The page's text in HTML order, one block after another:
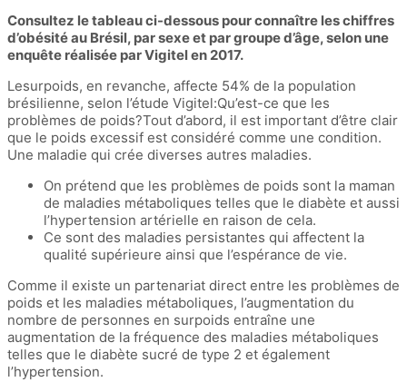
Consultez le tableau ci-dessous pour connaître les chiffres
d’obésité au Brésil, par sexe et par groupe d’âge, selon une
enquête réalisée par Vigitel en 2017.
Lesurpoids, en revanche, affecte 54% de la population
brésilienne, selon l’étude Vigitel:Qu’est-ce que les
problèmes de poids?Tout d’abord, il est important d’être clair
que le poids excessif est considéré comme une condition.
Une maladie qui crée diverses autres maladies.
On prétend que les problèmes de poids sont la maman
de maladies métaboliques telles que le diabète et aussi
l’hypertension artérielle en raison de cela.
Ce sont des maladies persistantes qui affectent la
qualité supérieure ainsi que l’espérance de vie.
Comme il existe un partenariat direct entre les problèmes de
poids et les maladies métaboliques, l’augmentation du
nombre de personnes en surpoids entraîne une
augmentation de la fréquence des maladies métaboliques
telles que le diabète sucré de type 2 et également
l’hypertension.